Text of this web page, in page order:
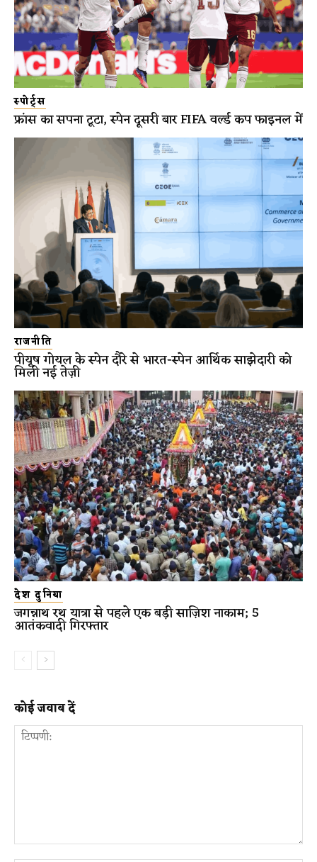
स्पोर्ट्स
फ्रांस का सपना टूटा, स्पेन दूसरी बार FIFA वर्ल्ड कप फाइनल में
राजनीति
पीयूष गोयल के स्पेन दौरे से भारत-स्पेन आर्थिक साझेदारी को
मिली नई तेज़ी
देश दुनिया
जगन्नाथ रथ यात्रा से पहले एक बड़ी साज़िश नाकाम; 5
आतंकवादी गिरफ्तार
कोई जवाब दें